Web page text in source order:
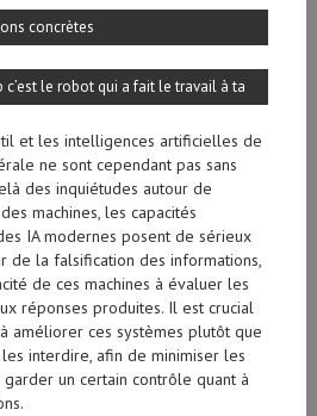
concrètes
c’est le robot qui a fait le travail à ta
et les intelligences artificielles de
ne sont cependant pas sans
des inquiétudes autour de
machines, les capacités
IA modernes posent de sérieux
de la falsification des informations,
de ces machines à évaluer les
réponses produites. Il est crucial
améliorer ces systèmes plutôt que
les interdire, afin de minimiser les
un certain contrôle quant à